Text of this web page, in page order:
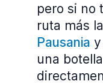
pero si no
ruta más
Pausania
una